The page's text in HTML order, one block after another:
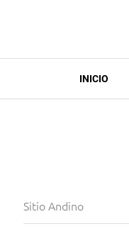
INICIO
Sitio Andino